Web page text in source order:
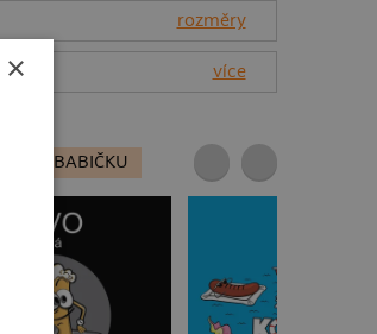
rozměry
více
PRO BABIČKU
×